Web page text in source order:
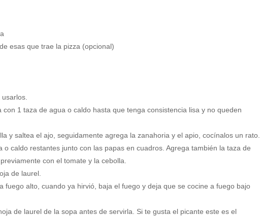
esas que trae la pizza (opcional)
con 1 taza de agua o caldo hasta que tenga consistencia lisa y no queden
y saltea el ajo, seguidamente agrega la zanahoria y el apio, cocínalos un rato.
o caldo restantes junto con las papas en cuadros. Agrega también la taza de
con el tomate y la cebolla.
de laurel.
fuego alto, cuando ya hirvió, baja el fuego y deja que se cocine a fuego bajo
de laurel de la sopa antes de servirla. Si te gusta el picante este es el